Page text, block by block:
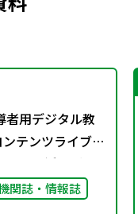
者用デジタル教
テンツライブラ
ンツ活用ガイ
関誌・情報誌